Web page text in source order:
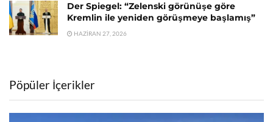
Der Spiegel: “Zelenski görünüşe göre
Kremlin ile yeniden görüşmeye başlamış”
HAZIRAN 27, 2026
Pöpüler İçerikler